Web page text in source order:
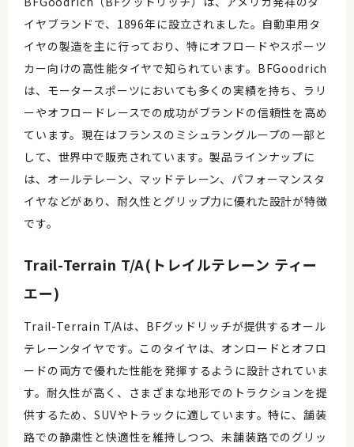
イヤブランドで、1896年に設立されました。自動車用タ
イヤの製造を主に行っており、特にオフロードやスポーツ
カー向けの高性能タイヤで知られています。BFGoodrich
は、モータースポーツにおいても多くの実績を持ち、ラリ
ーやオフロードレースでの成功がブランドの信頼性を高め
ています。現在はフランスのミシュラングループの一部と
して、世界中で販売されています。製品ラインナップに
は、オールテレーン、マッドテレーン、パフォーマンスタ
イヤなどがあり、耐久性とグリップ力に優れた設計が特徴
です。
Trail-Terrain T/A(トレイルテレーン ティー
エー)
Trail-Terrain T/Aは、BFグッドリッチが提供するオール
テレーンタイヤです。このタイヤは、オンロードとオフロ
ードの両方で優れた性能を発揮するように設計されていま
す。耐久性が高く、さまざまな地形でのトラクションを提
供するため、SUVやトラックに適しています。特に、舗装
路での静粛性と快適性を維持しつつ、未舗装路でのグリッ